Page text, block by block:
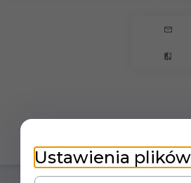
Ustawienia